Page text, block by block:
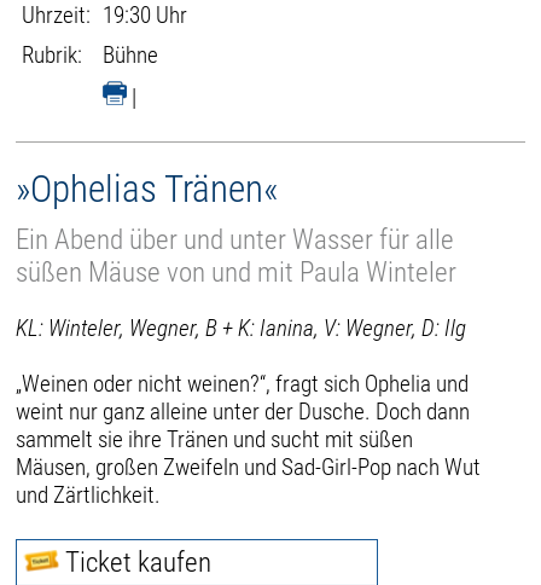
Uhrzeit: 19:30 Uhr
Rubrik:
Bühne
|
»Ophelias Tränen«
Ein Abend über und unter Wasser für alle
süßen Mäuse von und mit Paula Winteler
KL: Winteler, Wegner, B + K: Ianina, V: Wegner, D: Ilg
„Weinen oder nicht weinen?“, fragt sich Ophelia und
weint nur ganz alleine unter der Dusche. Doch dann
sammelt sie ihre Tränen und sucht mit süßen
Mäusen, großen Zweifeln und Sad-Girl-Pop nach Wut
und Zärtlichkeit.
Ticket kaufen